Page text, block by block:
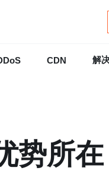
CDN 解
势所在